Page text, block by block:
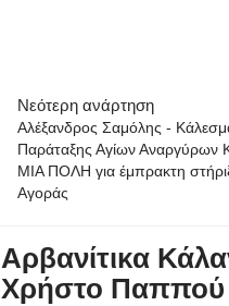
Νεότερη ανάρτηση
Αλέξανδρος Σαμόλης -
Παράταξης Αγίων Αναργύρων
ΜΙΑ ΠΟΛΗ για έμπρακτη
Αγοράς
Αρβανίτικα
Χρήστο Παππού